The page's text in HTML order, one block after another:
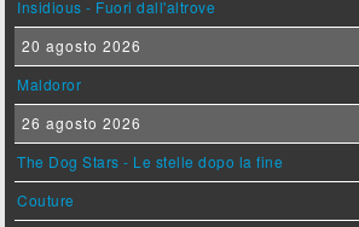
Insidious - Fuori dall'altrove
20 agosto 2026
Maldoror
26 agosto 2026
The Dog Stars - Le stelle dopo la fine
Couture